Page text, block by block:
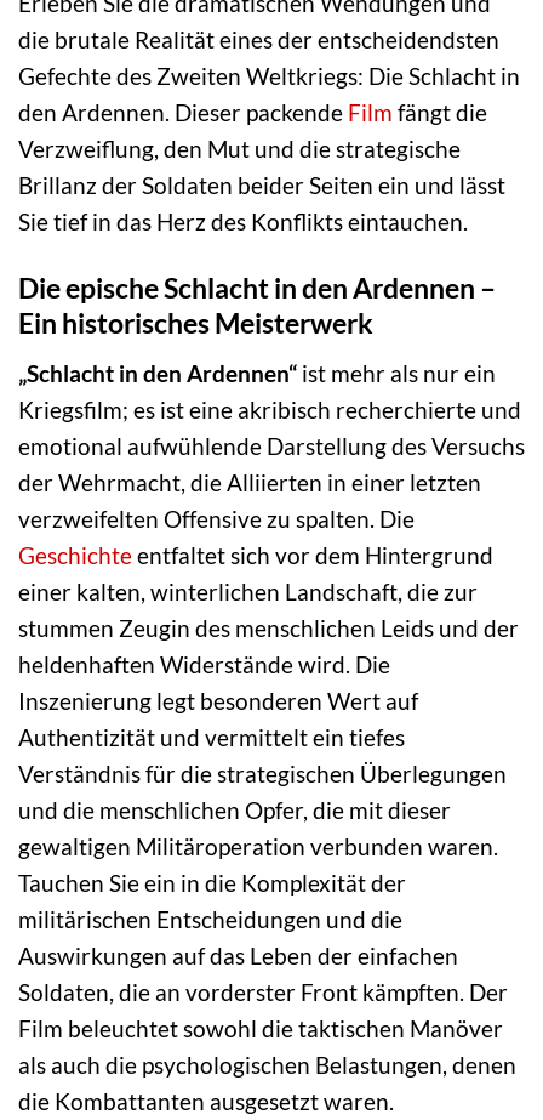
die brutale Realität eines der entscheidendsten
Gefechte des Zweiten Weltkriegs: Die Schlacht in
den Ardennen. Dieser packende Film fängt die
Verzweiflung, den Mut und die strategische
Brillanz der Soldaten beider Seiten ein und lässt
Sie tief in das Herz des Konflikts eintauchen.
Die epische Schlacht in den Ardennen –
Ein historisches Meisterwerk
„Schlacht in den Ardennen“ ist mehr als nur ein
Kriegsfilm; es ist eine akribisch recherchierte und
emotional aufwühlende Darstellung des Versuchs
der Wehrmacht, die Alliierten in einer letzten
verzweifelten Offensive zu spalten. Die
Geschichteentfaltet sich vor dem Hintergrund
einer kalten, winterlichen Landschaft, die zur
stummen Zeugin des menschlichen Leids und der
heldenhaften Widerstände wird. Die
Inszenierung legt besonderen Wert auf
Authentizität und vermittelt ein tiefes
Verständnis für die strategischen Überlegungen
und die menschlichen Opfer, die mit dieser
gewaltigen Militäroperation verbunden waren.
Tauchen Sie ein in die Komplexität der
militärischen Entscheidungen und die
Auswirkungen auf das Leben der einfachen
Soldaten, die an vorderster Front kämpften. Der
Film beleuchtet sowohl die taktischen Manöver
als auch die psychologischen Belastungen, denen
die Kombattanten ausgesetzt waren.